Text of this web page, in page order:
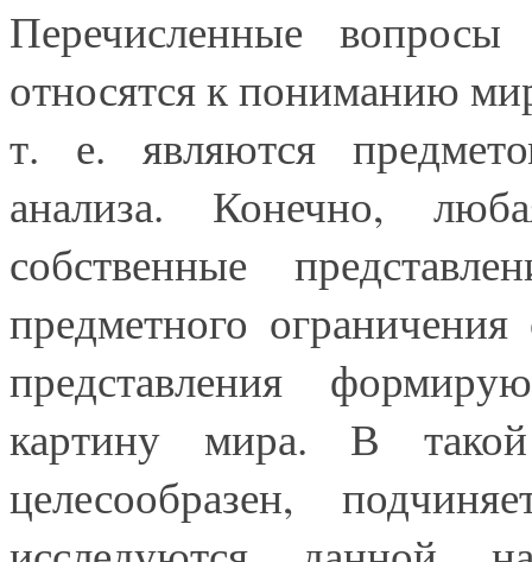
Перечисленные
относятся к пониманию
т. е. являются
анализа. Конечно,
собственные
предметного
представления
картину мира. В
целесообразен,